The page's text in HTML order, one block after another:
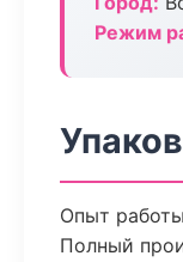
Режим
Опыт
Полный